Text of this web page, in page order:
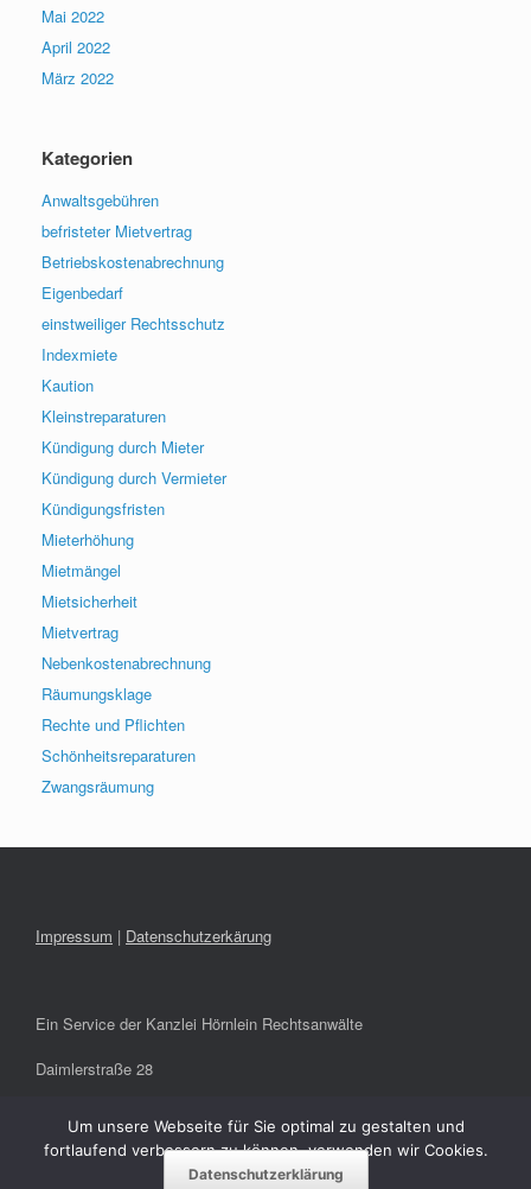
Mai 2022
April 2022
März 2022
Kategorien
Anwaltsgebühren
befristeter Mietvertrag
Betriebskostenabrechnung
Eigenbedarf
einstweiliger Rechtsschutz
Indexmiete
Kaution
Kleinstreparaturen
Kündigung durch Mieter
Kündigung durch Vermieter
Kündigungsfristen
Mieterhöhung
Mietmängel
Mietsicherheit
Mietvertrag
Nebenkostenabrechnung
Räumungsklage
Rechte und Pflichten
Schönheitsreparaturen
Zwangsräumung
Impressum | Datenschutzerkärung
Ein Service der Kanzlei Hörnlein Rechtsanwälte
Daimlerstraße 28
info@hoernlein-rae.de
Um unsere Webseite für Sie optimal zu gestalten und
fortlaufend verbessern zu können, verwenden wir Cookies.
Datenschutzerklärung